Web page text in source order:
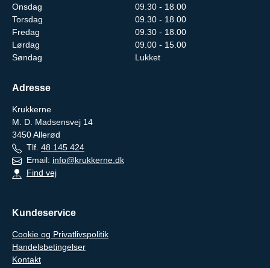
Onsdag
09.30 - 18.00
Torsdag
09.30 - 18.00
Fredag
09.30 - 18.00
Lørdag
09.00 - 15.00
Søndag
Lukket
Adresse
Krukkerne
M. D. Madsensvej 14
3450Allerød
Tlf. 48 145 424
Email: info@krukkerne.dk
Find vej
Kundeservice
Cookie og Privatlivspolitik
Handelsbetingelser
Kontakt